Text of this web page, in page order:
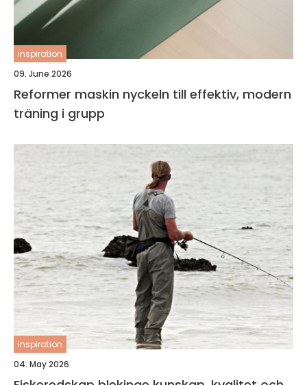
inspiration
09. June 2026
Reformer maskin nyckeln till effektiv, modern
träning i grupp
inspiration
04. May 2026